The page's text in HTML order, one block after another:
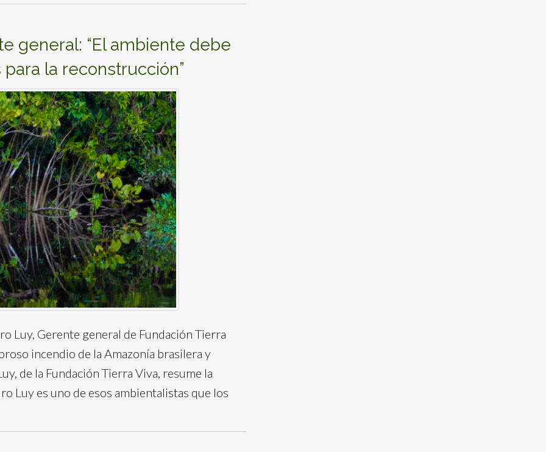
general: “El ambiente debe
la reconstrucción”
Luy, Gerente general de Fundación Tierra
incendio de la Amazonía brasilera y
de la Fundación Tierra Viva, resume la
Luy es uno de esos ambientalistas que los